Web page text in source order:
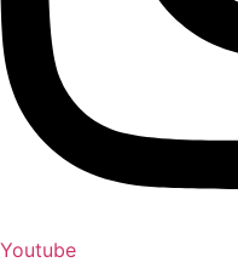
Youtube